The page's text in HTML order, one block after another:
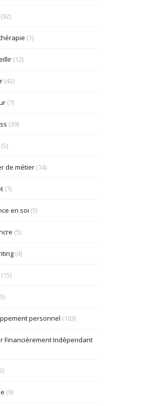
(1)
(12)
(42)
(7)
(39)
de métier(14)
(7)
en soi (5)
(5)
(4)
(15)
personnel (103)
Financièrement Indépendant
(9)